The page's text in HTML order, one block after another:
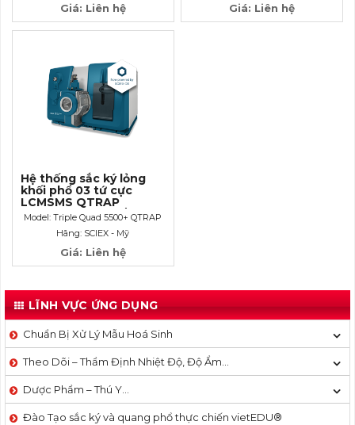
Giá: Liên hệ Giá: Liên hệ
Hệ thống sắc ký lỏng
khối phổ 03 tứ cực
LCMSMS QTRAP
Ready_độ nhạy S/N >
750.000:1
Model: Triple Quad 5500+ QTRAP
Ready
Hãng: SCIEX - Mỹ
Giá: Liên hệ
LĨNH VỰC ỨNG DỤNG
Chuẩn Bị Xử Lý Mẫu Hoá Sinh
Theo Dõi – Thẩm Định Nhiệt Độ, Độ Ẩm…
Dược Phẩm – Thú Y…
Đào Tạo sắc ký và quang phổ thực chiến vietEDU®